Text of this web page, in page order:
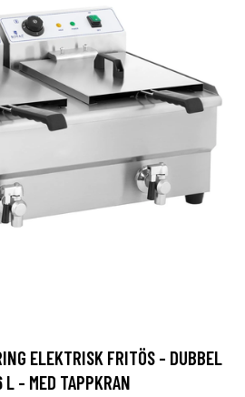
ELEKTRISK FRITÖS - DUBBEL
- MED TAPPKRAN